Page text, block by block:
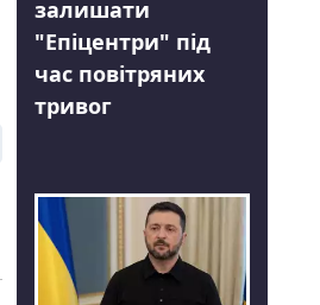
залишати
"Епіцентри" під
час повітряних
тривог